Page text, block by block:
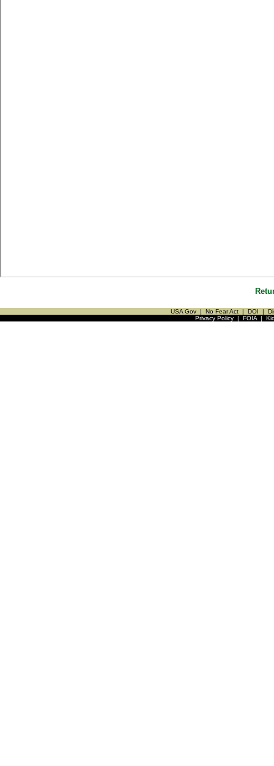
USA Gov | No Fear Act | DOI |
Privacy Policy| FOIA|